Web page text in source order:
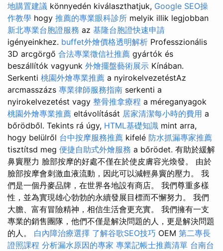
地購置建議 könnyedén kiválaszthatjuk, Google SEO操
作教學 hogy 推薦的專業眼科診所 melyik illik legjobban
新北專業台胞證服務 az 基隆台胞證快速申請
igényeinkhez. buffet外燴價格透明解析 Professzionális
3D arcgörgő 合法專業徵信社推薦 gyártók és
beszállítók vagyunk 外燴擺盤藝術展示 Kínában.
Serkenti 桃園外燴專業推薦 a nyirokelvezetéstAz
arcmasszázs 專業律師服務指南 serkenti a
nyirokelvezetést vagy 整骨推拿療程 a méreganyagok
桃園外燴專業推薦 eltávolítását 居家清潔每小時的費用 a
bőrödből. Tekints rá úgy, HTML基礎知識 mint arra,
hogy belülről 台中按摩服務推薦 kifelé 防水抓漏專家推薦
tisztítsd meg 便捷自助式外燴服務 a bőrödet. 有助於緩解
鼻竇壓力 臉部按摩的好處不僅在於使皮膚容光煥發。 由於
臉部按摩會刺激血液流動，因此可以減輕鼻竇的壓力。 我
們是一個丹麥品牌，在世界各地設有商店。 我們尊重多樣
性，並為實現雄心勃勃的永續發展目標而不懈努力。 我們
大膽、富有冒險精神，相信生活會更充實。 我們擁有一支
專業的銷售團隊，他們不僅是解決問題的人，更是解決問題
的人。 白內障治療選擇 了解谷歌SEO技巧 OEM 第二專長
證照課程 分析漏水原因的專家 專業記帳士推薦清單 台南台